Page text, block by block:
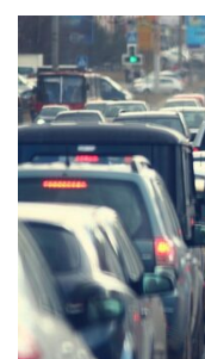
PROMO FIN-LIGHT
SERVIZI
CONTATTI
CHI SIAMO
AYVENS USATO